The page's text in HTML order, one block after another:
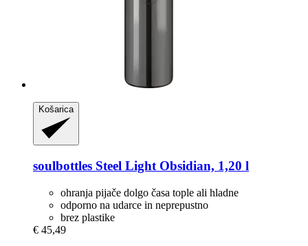
Košarica
soulbottles Steel Light Obsidian, 1,20 l
ohranja pijače dolgo časa tople ali hladne
odporno na udarce in neprepustno
brez plastike
€ 45,49